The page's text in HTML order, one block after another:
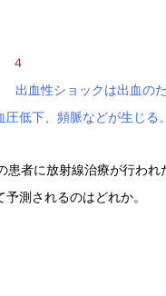
４
血性ショックは出血のた
低下、頻脈などが生じる。
者に放射線治療が行われ
測されるのはどれか。